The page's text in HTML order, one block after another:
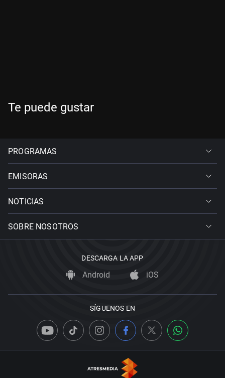
Te puede gustar
PROGRAMAS
EMISORAS
NOTICIAS
SOBRE NOSOTROS
DESCARGA LA APP
Android iOS
SÍGUENOS EN